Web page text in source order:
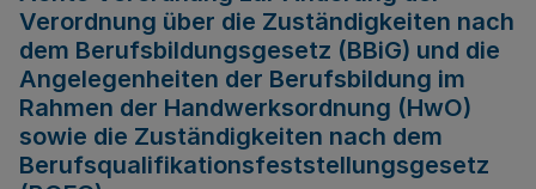
Verordnung über die Zuständigkeiten nach
dem Berufsbildungsgesetz (BBiG) und die
Angelegenheiten der Berufsbildung im
Rahmen der Handwerksordnung (HwO)
sowie die Zuständigkeiten nach dem
Berufsqualifikationsfeststellungsgesetz